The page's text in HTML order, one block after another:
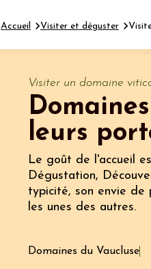
Département Type
Accueil Visiter et déguster
Visiter un domaine
leurs
Le goût de l'accueil
Dégustation,
typicité, son envie
les unes des autres.
Domaines du Vaucluse